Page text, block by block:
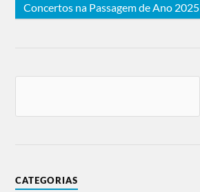
Concertos na Passagem de Ano 2025
CATEGORIAS